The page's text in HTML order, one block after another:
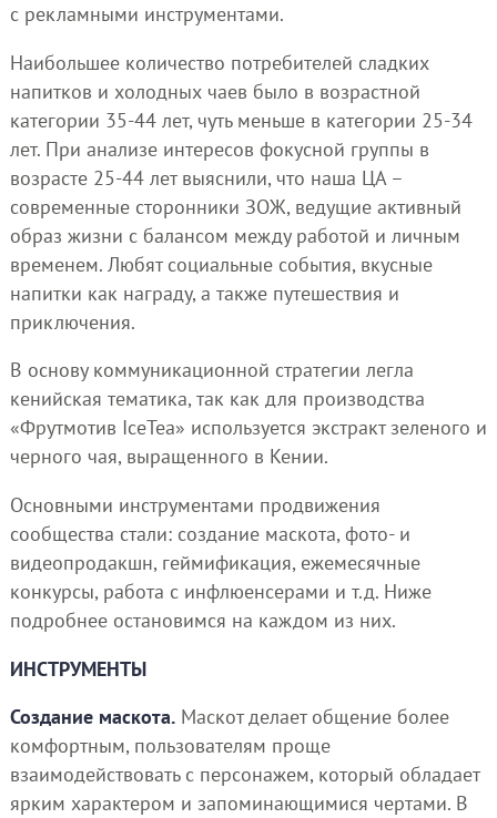
с рекламными инструментами.
Наибольшее количество потребителей сладких
напитков и холодных чаев было в возрастной
категории 35-44 лет, чуть меньше в категории 25-34
лет. При анализе интересов фокусной группы в
возрасте 25-44 лет выяснили, что наша ЦА –
современные сторонники ЗОЖ, ведущие активный
образ жизни с балансом между работой и личным
временем. Любят социальные события, вкусные
напитки как награду, а также путешествия и
приключения.
В основу коммуникационной стратегии легла
кенийская тематика, так как для производства
«Фрутмотив IceTea» используется экстракт зеленого и
черного чая, выращенного в Кении.
Основными инструментами продвижения
сообщества стали: создание маскота, фото- и
видеопродакшн, геймификация, ежемесячные
конкурсы, работа с инфлюенсерами и т.д. Ниже
подробнее остановимся на каждом из них.
ИНСТРУМЕНТЫ
Создание маскота.Маскот делает общение более
комфортным, пользователям проще
взаимодействовать с персонажем, который обладает
ярким характером и запоминающимися чертами. В